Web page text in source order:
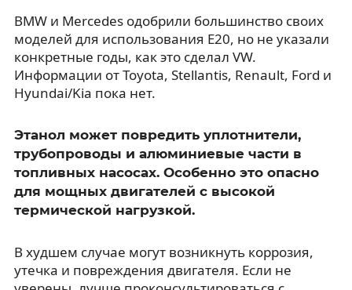
BMW и Mercedes одобрили большинство своих
моделей для использования E20, но не указали
конкретные годы, как это сделал VW.
Информации от Toyota, Stellantis, Renault, Ford и
Hyundai/Kia пока нет.
Этанол может повредить уплотнители,
трубопроводы и алюминиевые части в
топливных насосах. Особенно это опасно
для мощных двигателей с высокой
термической нагрузкой.
В худшем случае могут возникнуть коррозия,
утечка и повреждения двигателя. Если не